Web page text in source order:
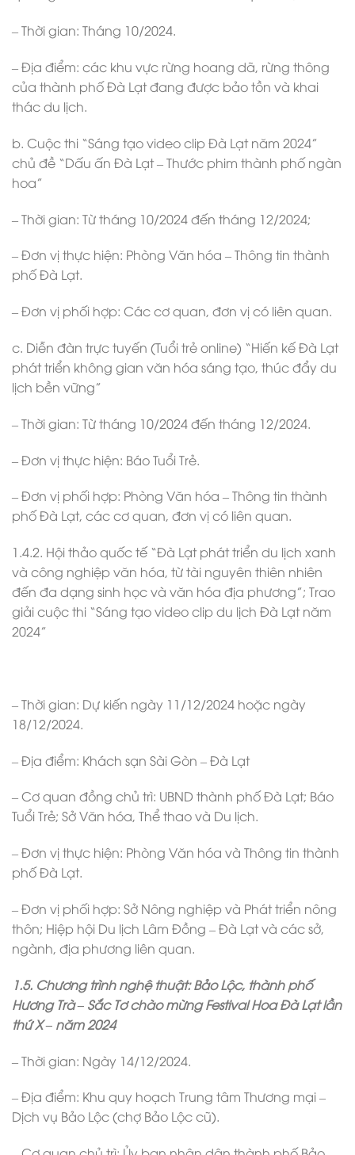
– Thời gian: Tháng 10/2024.
– Địa điểm: các khu vực rừng hoang dã, rừng thông
của thành phố Đà Lạt đang được bảo tồn và khai
thác du lịch.
b. Cuộc thi “Sáng tạo video clip Đà Lạt năm 2024”
chủ đề “Dấu ấn Đà Lạt – Thước phim thành phố ngàn
hoa”
– Thời gian: Từ tháng 10/2024 đến tháng 12/2024;
– Đơn vị thực hiện: Phòng Văn hóa – Thông tin thành
phố Đà Lạt.
– Đơn vị phối hợp: Các cơ quan, đơn vị có liên quan.
c. Diễn đàn trực tuyến (Tuổi trẻ online) “Hiến kế Đà Lạt
phát triển không gian văn hóa sáng tạo, thúc đẩy du
lịch bền vững”
– Thời gian: Từ tháng 10/2024 đến tháng 12/2024.
– Đơn vị thực hiện: Báo Tuổi Trẻ.
– Đơn vị phối hợp: Phòng Văn hóa – Thông tin thành
phố Đà Lạt, các cơ quan, đơn vị có liên quan.
1.4.2. Hội thảo quốc tế “Đà Lạt phát triển du lịch xanh
và công nghiệp văn hóa, từ tài nguyên thiên nhiên
đến đa dạng sinh học và văn hóa địa phương”; Trao
giải cuộc thi “Sáng tạo video clip du lịch Đà Lạt năm
2024”
– Thời gian: Dự kiến ngày 11/12/2024 hoặc ngày
18/12/2024.
– Địa điểm: Khách sạn Sài Gòn – Đà Lạt
– Cơ quan đồng chủ trì: UBND thành phố Đà Lạt; Báo
Tuổi Trẻ; Sở Văn hóa, Thể thao và Du lịch.
– Đơn vị thực hiện: Phòng Văn hóa và Thông tin thành
phố Đà Lạt.
– Đơn vị phối hợp: Sở Nông nghiệp và Phát triển nông
thôn; Hiệp hội Du lịch Lâm Đồng – Đà Lạt và các sở,
ngành, địa phương liên quan.
1.5. Chương trình nghệ thuật: Bảo Lộc, thành phố
Hương Trà – Sắc Tơ chào mừng Festival Hoa Đà Lạt lần
thứ X – năm 2024
– Thời gian: Ngày 14/12/2024.
– Địa điểm: Khu quy hoạch Trung tâm Thương mại –
Dịch vụ Bảo Lộc (chợ Bảo Lộc cũ).